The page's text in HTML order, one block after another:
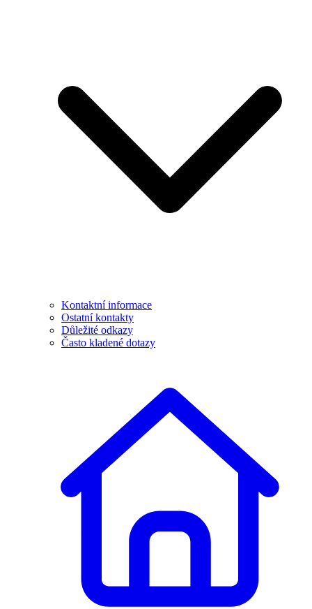
Kontaktní informace
Ostatní kontakty
Důležité odkazy
Často kladené dotazy